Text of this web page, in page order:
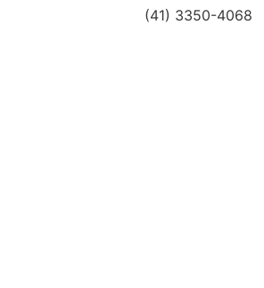
(41) 3350-4068